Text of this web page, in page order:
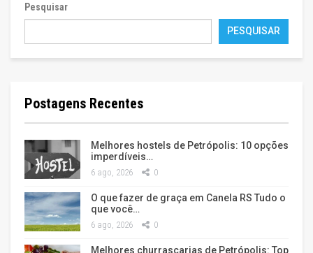
Pesquisar
PESQUISAR
Postagens Recentes
Melhores hostels de Petrópolis: 10 opções
imperdíveis…
6 ago, 2026 0
O que fazer de graça em Canela RS Tudo o
que você…
6 ago, 2026 0
Melhores churrascarias de Petrópolis: Top